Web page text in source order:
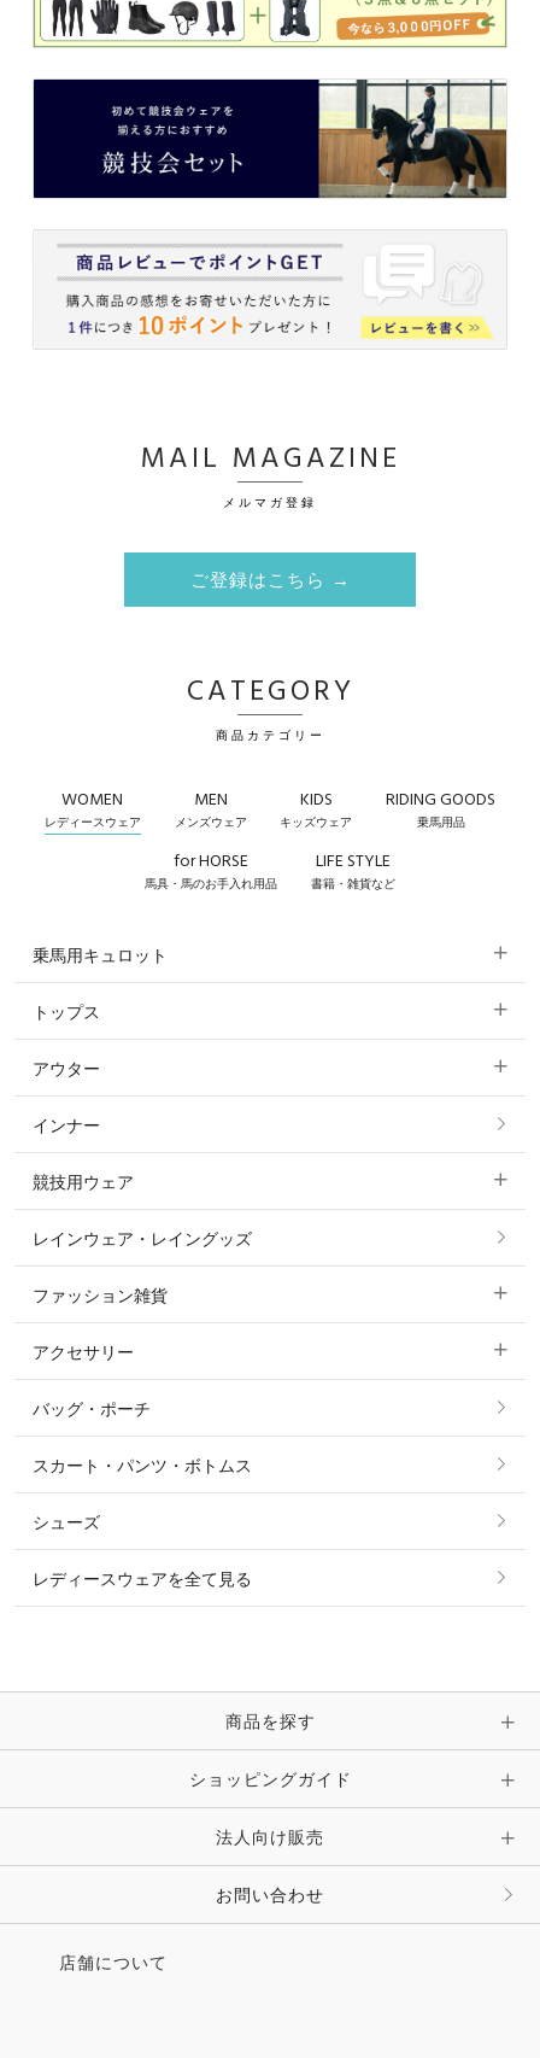
MAIL MAGAZINE
メルマガ登録
ご登録はこちら →
CATEGORY
商品カテゴリー
WOMEN
レディースウェア
MEN
メンズウェア
KIDS
キッズウェア
RIDING GOODS
乗馬用品
for HORSE
馬具・馬のお手入れ用品
LIFE STYLE
書籍・雑貨など
乗馬用キュロット
すべてのキュロット
フルグリップ・尻革 キュロット
ニーグリップ・膝革 キュロット
トップス
すべてのトップス
ポロシャツ
カットソー・Tシャツ・タンクトップ
ニット・セーター
シャツ・ブラウス・ワンピース
アウター
すべてのアウター
コート
ジャケット・ブルゾン
インナー
競技用ウェア
すべての競技用ウェア
ショージャケット
ショーシャツ
レインウェア・レイングッズ
ファッション雑貨
すべてのファッション雑貨
ソックス
ベルト
時計・財布・キーケース・革小物
キーホルダー・チャーム・ストラップ
その他 ファッション雑貨
アクセサリー
すべてのアクセサリー
リング
ピアス・イヤリング
ピン・ブローチ・コサージュ
その他 アクセサリー
バッグ・ポーチ
スカート・パンツ・ボトムス
シューズ
レディースウェアを全て見る
商品を探す
ショッピングガイド
法人向け販売
お問い合わせ
店舗について